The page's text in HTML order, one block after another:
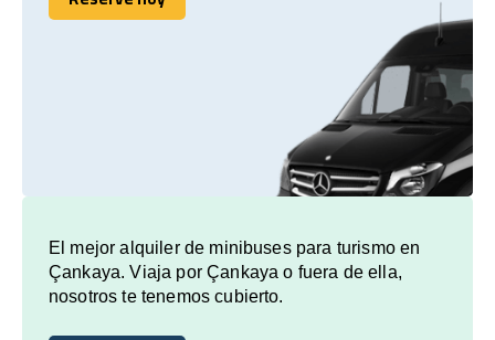
Reserve hoy
El mejor alquiler de minibuses para turismo en
Çankaya. Viaja por Çankaya o fuera de ella,
nosotros te tenemos cubierto.